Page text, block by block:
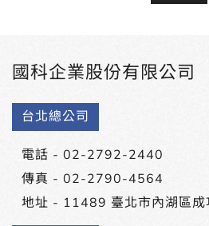
國科企業股份有限公司
台北總公司
電話 - 02-2792-2440
傳真 - 02-2790-4564
地址 - 11489 臺北市內湖區